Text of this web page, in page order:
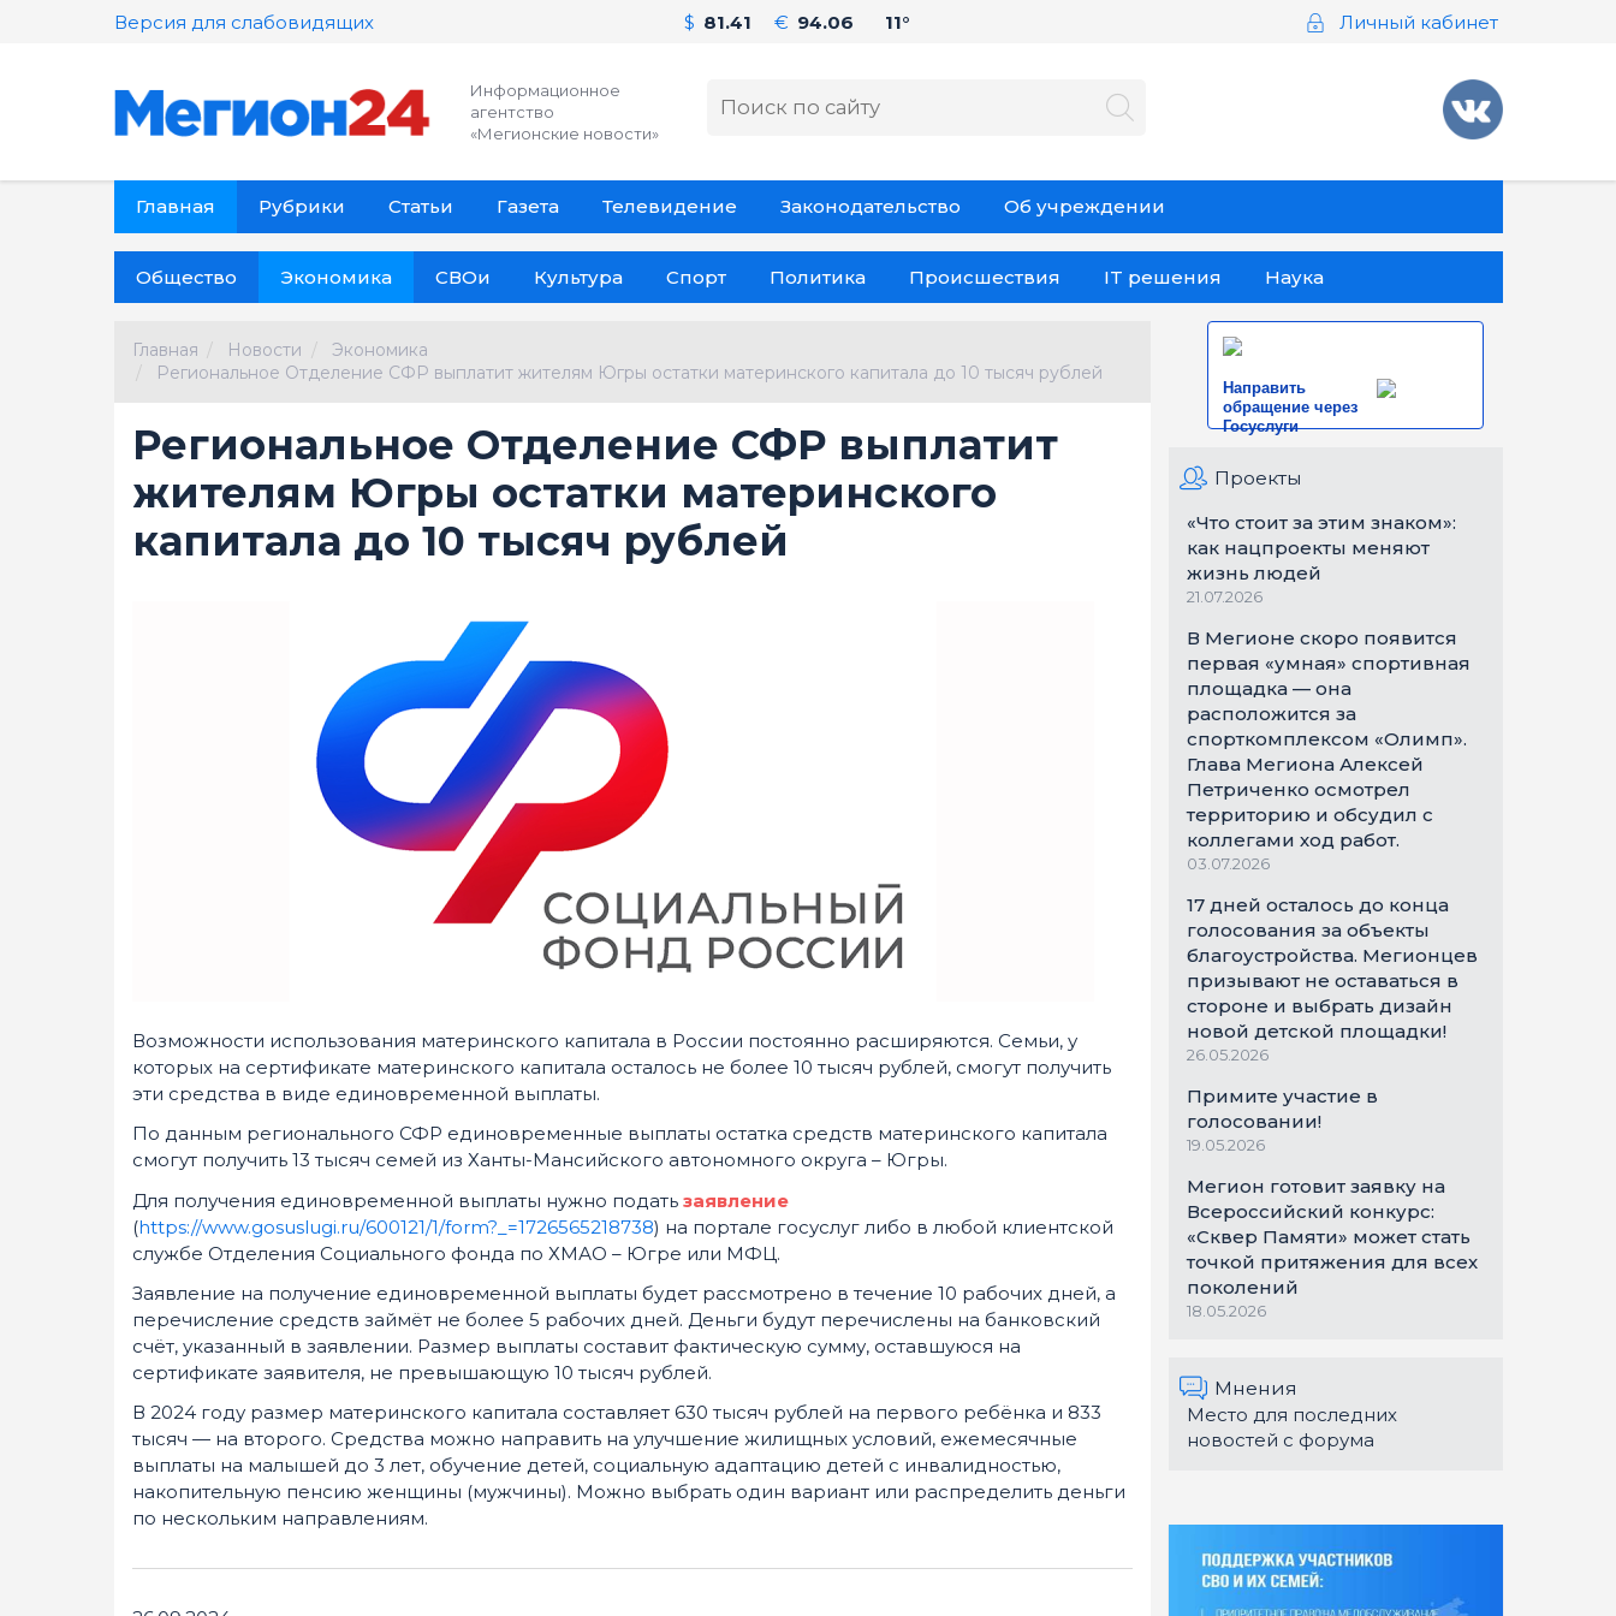
Версия для слабовидящих $ 81.41 € 94.06 11° Личный кабинет
Информационное
агентство
«Мегионские новости»
Главная Рубрики Статьи Газета Телевидение Законодательство Об учреждении
Общество Экономика СВОи Культура Спорт Политика Происшествия IT решения Наука
Главная Новости
Экономика
Региональное Отделение СФР выплатит жителям Югры остатки материнского капитала до 10 тысяч рублей
Региональное Отделение СФР выплатит
жителям Югры остатки материнского
капитала до 10 тысяч рублей
Возможности использования материнского капитала в России постоянно расширяются. Семьи, у
которых на сертификате материнского капитала осталось не более 10 тысяч рублей, смогут получить
эти средства в виде единовременной выплаты.
По данным регионального СФР единовременные выплаты остатка средств материнского капитала
смогут получить 13 тысяч семей из Ханты-Мансийского автономного округа – Югры.
Для получения единовременной выплаты нужно подать заявление
(https://www.gosuslugi.ru/600121/1/form?_=1726565218738) на портале госуслуг либо в любой клиентской
службе Отделения Социального фонда по ХМАО – Югре или МФЦ.
Заявление на получение единовременной выплаты будет рассмотрено в течение 10 рабочих дней, а
перечисление средств займёт не более 5 рабочих дней. Деньги будут перечислены на банковский
счёт, указанный в заявлении. Размер выплаты составит фактическую сумму, оставшуюся на
сертификате заявителя, не превышающую 10 тысяч рублей.
В 2024 году размер материнского капитала составляет 630 тысяч рублей на первого ребёнка и 833
тысяч — на второго. Средства можно направить на улучшение жилищных условий, ежемесячные
выплаты на малышей до 3 лет, обучение детей, социальную адаптацию детей с инвалидностью,
накопительную пенсию женщины (мужчины). Можно выбрать один вариант или распределить деньги
по нескольким направлениям.
Направить
обращение через
Госуслуги
Проекты
«Что стоит за этим знаком»:
как нацпроекты меняют
жизнь людей
21.07.2026
В Мегионе скоро появится
первая «умная» спортивная
площадка — она
расположится за
спорткомплексом «Олимп».
Глава Мегиона Алексей
Петриченко осмотрел
территорию и обсудил с
коллегами ход работ.
03.07.2026
17 дней осталось до конца
голосования за объекты
благоустройства. Мегионцев
призывают не оставаться в
стороне и выбрать дизайн
новой детской площадки!
26.05.2026
Примите участие в
голосовании!
19.05.2026
Мегион готовит заявку на
Всероссийский конкурс:
«Сквер Памяти» может стать
точкой притяжения для всех
поколений
18.05.2026
Мнения
Место для последних
новостей с форума